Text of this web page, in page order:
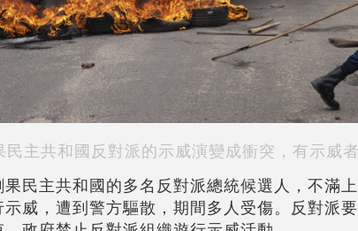
民主共和國反對派的示威演變成衝突，有示威
果民主共和國的多名反對派總統候選人，不滿
威，遭到警方驅散，期間多人受傷。反對派